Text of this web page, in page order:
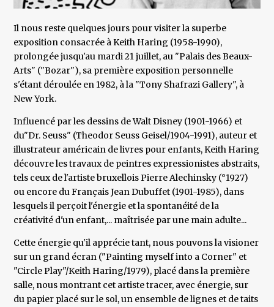
Il nous reste quelques jours pour visiter la superbe
exposition consacrée à Keith Haring (1958-1990),
prolongée jusqu'au mardi 21 juillet, au "Palais des Beaux-
Arts" ("Bozar"), sa première exposition personnelle
s'étant déroulée en 1982, à la "Tony Shafrazi Gallery", à
New York.
Influencé par les dessins de Walt Disney (1901-1966) et
du"Dr. Seuss" (Theodor Seuss Geisel/1904-1991), auteur et
illustrateur américain de livres pour enfants, Keith Haring
découvre les travaux de peintres expressionistes abstraits,
tels ceux de l'artiste bruxellois Pierre Alechinsky (°1927)
ou encore du Français Jean Dubuffet (1901-1985), dans
lesquels il perçoit l'énergie et la spontanéité de la
créativité d'un enfant,... maîtrisée par une main adulte...
Cette énergie qu'il apprécie tant, nous pouvons la visioner
sur un grand écran ("Painting myself into a Corner" et
"Circle Play"/Keith Haring/1979), placé dans la première
salle, nous montrant cet artiste tracer, avec énergie, sur
du papier placé sur le sol, un ensemble de lignes et de taits